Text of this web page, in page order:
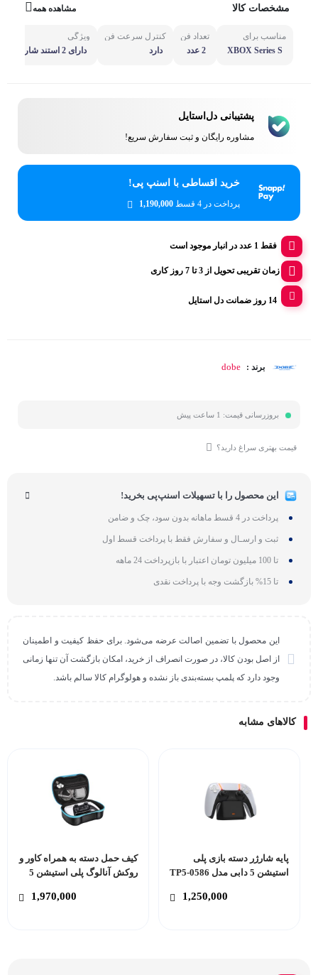
مشخصات کالا مشاهده همه
مناسب برای
XBOX Series S
تعداد فن
2 عدد
کنترل سرعت فن
دارد
ویژگی
دارای 2 استند شارژ
پشتیبانی دل‌استایل
مشاوره رایگان و ثبت سفارش سریع!
خرید اقساطی با اسنپ پی!
پرداخت در 4 قسط 1,190,000
فقط 1 عدد در انبار موجود است
زمان تقریبی تحویل از 3 تا 7 روز کاری
14 روز ضمانت دل استایل
برند : dobe
بروزرسانی قیمت: 1 ساعت پیش
قیمت بهتری سراغ دارید؟
این محصول را با تسهیلات اسنپ‌پی بخرید!
پرداخت در 4 قسط ماهانه بدون سود، چک و ضامن
ثبت و ارسـال و سفارش فقط با پرداخت قسط اول
تا 100 میلیون تومان اعتبار با بازپرداخت 24 ماهه
تا 15% بازگشت وجه با پرداخت نقدی
این محصول با تضمین اصالت عرضه می‌شود. برای حفظ کیفیت و اطمینان
از اصل بودن کالا، در صورت انصراف از خرید، امکان بازگشت آن تنها زمانی
وجود دارد که پلمپ بسته‌بندی باز نشده و هولوگرام کالا سالم باشد.
کالاهای مشابه
پایه شارژر دسته بازی پلی
استیشن 5 دابی مدل TP5-0586
1,250,000
کیف حمل دسته به همراه کاور و
روکش آنالوگ پلی استیشن 5
1,970,000